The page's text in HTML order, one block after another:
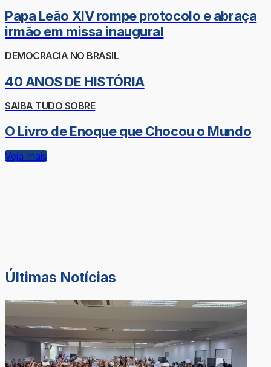
Papa Leão XIV rompe protocolo e abraça
irmão em missa inaugural
DEMOCRACIA NO BRASIL
40 ANOS DE HISTÓRIA
SAIBA TUDO SOBRE
O Livro de Enoque que Chocou o Mundo
Veja mais
Últimas Notícias